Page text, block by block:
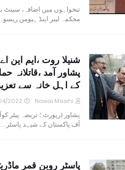
تنخواہوں میں اضافہ، سینٹ
محکمہ لیبر اینڈ ہیومن
شنیلا روت ،ایم این
پشاور آمد ،قاتلانہ
کے اہل خانہ سے
Nawai Masihi
2/04/2022
پشاور (رپورٹ ؛ تریضہ پیٹر
آف پاکستان کے شیہد پاسٹر…
پاسٹر روبن قمر